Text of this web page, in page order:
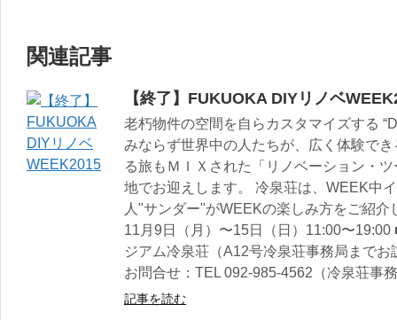
関連記事
【終了】FUKUOKA DIYリノベ
老朽物件の空間を自らカスタマイズする
みならず世界中の人たちが、広く体験で
る旅もＭＩＸされた「リノベーション・
地でお迎えします。 冷泉荘は、WEEK中
人"サンダー"がWEEKの楽しみ方をご紹
11月9日（月）〜15日（日）11:00〜
ジアム冷泉荘（A12号冷泉荘事務局まで
お問合せ：TEL 092-985-4562（冷泉荘事
記事を読む